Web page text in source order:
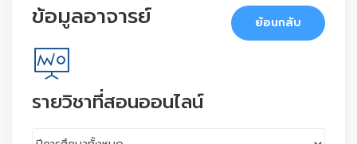
ข้อมูลอาจารย์ ย้อนกลับ
รายวิชาที่สอนออนไลน์